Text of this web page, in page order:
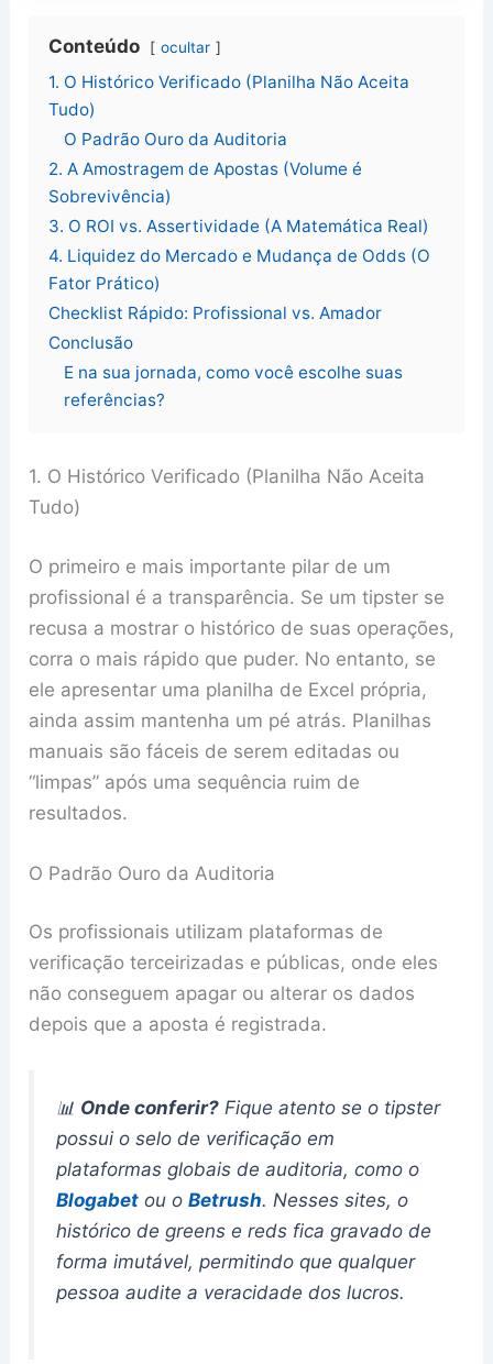
Conteúdo ocultar
1. O Histórico Verificado (Planilha Não Aceita
Tudo)
O Padrão Ouro da Auditoria
2. A Amostragem de Apostas (Volume é
Sobrevivência)
3. O ROI vs. Assertividade (A Matemática Real)
4. Liquidez do Mercado e Mudança de Odds (O
Fator Prático)
Checklist Rápido: Profissional vs. Amador
Conclusão
E na sua jornada, como você escolhe suas
referências?
1. O Histórico Verificado (Planilha Não Aceita
Tudo)
O primeiro e mais importante pilar de um
profissional é a transparência. Se um tipster se
recusa a mostrar o histórico de suas operações,
corra o mais rápido que puder. No entanto, se
ele apresentar uma planilha de Excel própria,
ainda assim mantenha um pé atrás. Planilhas
manuais são fáceis de serem editadas ou
“limpas” após uma sequência ruim de
resultados.
O Padrão Ouro da Auditoria
Os profissionais utilizam plataformas de
verificação terceirizadas e públicas, onde eles
não conseguem apagar ou alterar os dados
depois que a aposta é registrada.
📊 Onde conferir? Fique atento se o tipster
possui o selo de verificação em
plataformas globais de auditoria, como o
Blogabet ou oBetrush. Nesses sites, o
histórico degreens ereds fica gravado de
forma imutável, permitindo que qualquer
pessoa audite a veracidade dos lucros.